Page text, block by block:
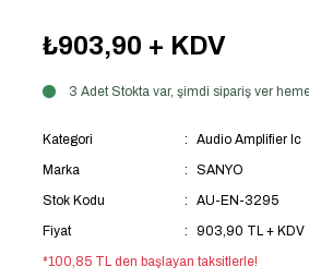
₺903,90 + KDV
3 Adet Stokta var, şimdi sipariş ver
Kategori
Audio Amplifier Ic
Marka
SANYO
Stok Kodu
AU-EN-3295
Fiyat
903,90 TL + KDV
*100,85 TL den başlayan taksitlerle!